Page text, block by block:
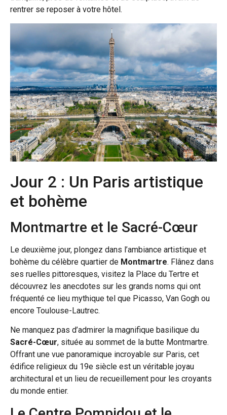
rentrer se reposer à votre hôtel.
Jour 2 : Un Paris artistique
et bohème
Montmartre et le Sacré-Cœur
Le deuxième jour, plongez dans l’ambiance artistique et
bohème du célèbre quartier de Montmartre. Flânez dans
ses ruelles pittoresques, visitez la Place du Tertre et
découvrez les anecdotes sur les grands noms qui ont
fréquenté ce lieu mythique tel que Picasso, Van Gogh ou
encore Toulouse-Lautrec.
Ne manquez pas d’admirer la magnifique basilique du
Sacré-Cœur, située au sommet de la butte Montmartre.
Offrant une vue panoramique incroyable sur Paris, cet
édifice religieux du 19e siècle est un véritable joyau
architectural et un lieu de recueillement pour les croyants
du monde entier.